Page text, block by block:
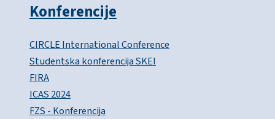
Konferencije
CIRCLE International Conference
Studentska konferencija SKEI
FIRA
ICAS 2024
FZS - Konferencija